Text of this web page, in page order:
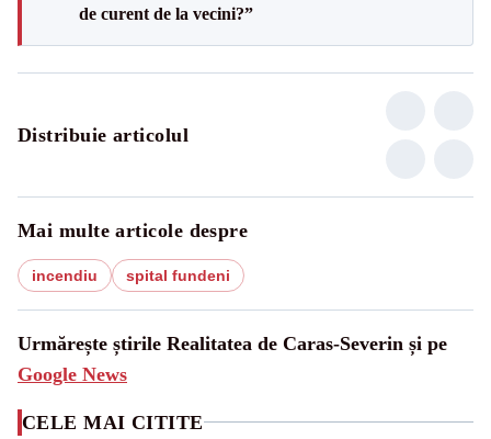
de curent de la vecini?”
Distribuie articolul
Mai multe articole despre
incendiu spital fundeni
Urmărește știrile Realitatea de Caras-Severin și pe
Google News
CELE MAI CITITE